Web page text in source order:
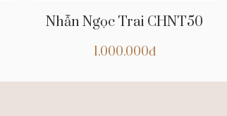
Nhẫn Ngọc Trai CHNT50
1.000.000đ